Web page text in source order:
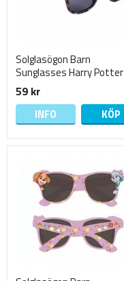
Solglasögon Barn
Sunglasses Harry Potter
Röd/svarta 13cm 1568
59 kr
INFO KÖP